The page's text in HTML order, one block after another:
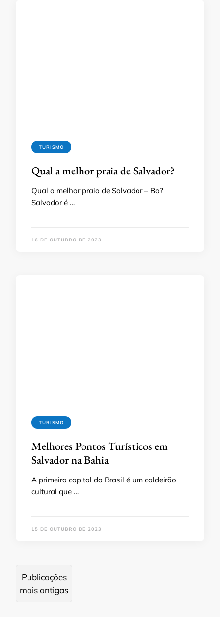
TURISMO
Qual a melhor praia de Salvador?
Qual a melhor praia de Salvador – Ba?
Salvador é …
16 DE OUTUBRO DE 2023
TURISMO
Melhores Pontos Turísticos em
Salvador na Bahia
A primeira capital do Brasil é um caldeirão
cultural que …
15 DE OUTUBRO DE 2023
Navegação
por
posts
Publicações
mais antigas